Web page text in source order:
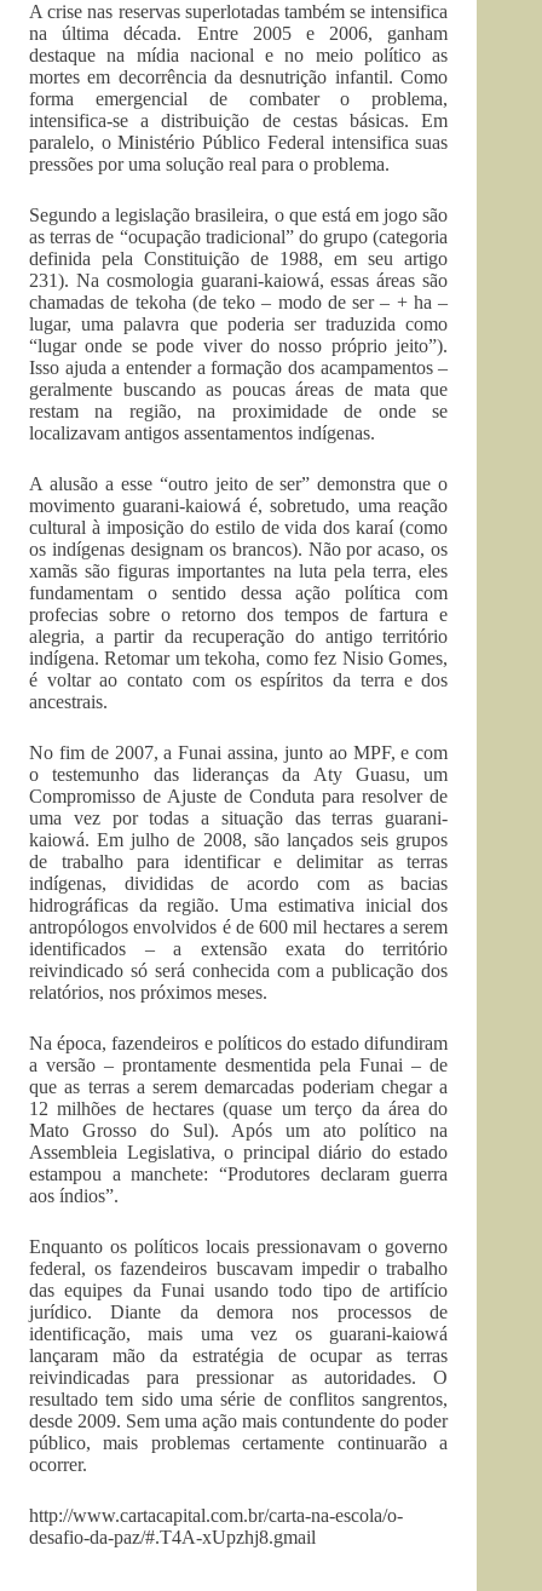
A crise nas reservas superlotadas também se intensifica
na última década. Entre 2005 e 2006, ganham
destaque na mídia nacional e no meio político as
mortes em decorrência da desnutrição infantil. Como
forma emergencial de combater o problema,
intensifica-se a distribuição de cestas básicas. Em
paralelo, o Ministério Público Federal intensifica suas
pressões por uma solução real para o problema.
Segundo a legislação brasileira, o que está em jogo são
as terras de “ocupação tradicional” do grupo (categoria
definida pela Constituição de 1988, em seu artigo
231). Na cosmologia guarani-kaiowá, essas áreas são
chamadas de tekoha (de teko – modo de ser – + ha –
lugar, uma palavra que poderia ser traduzida como
“lugar onde se pode viver do nosso próprio jeito”).
Isso ajuda a entender a formação dos acampamentos –
geralmente buscando as poucas áreas de mata que
restam na região, na proximidade de onde se
localizavam antigos assentamentos indígenas.
A alusão a esse “outro jeito de ser” demonstra que o
movimento guarani-kaiowá é, sobretudo, uma reação
cultural à imposição do estilo de vida dos karaí (como
os indígenas designam os brancos). Não por acaso, os
xamãs são figuras importantes na luta pela terra, eles
fundamentam o sentido dessa ação política com
profecias sobre o retorno dos tempos de fartura e
alegria, a partir da recuperação do antigo território
indígena. Retomar um tekoha, como fez Nisio Gomes,
é voltar ao contato com os espíritos da terra e dos
ancestrais.
No fim de 2007, a Funai assina, junto ao MPF, e com
o testemunho das lideranças da Aty Guasu, um
Compromisso de Ajuste de Conduta para resolver de
uma vez por todas a situação das terras guarani-
kaiowá. Em julho de 2008, são lançados seis grupos
de trabalho para identificar e delimitar as terras
indígenas, divididas de acordo com as bacias
hidrográficas da região. Uma estimativa inicial dos
antropólogos envolvidos é de 600 mil hectares a serem
identificados – a extensão exata do território
reivindicado só será conhecida com a publicação dos
relatórios, nos próximos meses.
Na época, fazendeiros e políticos do estado difundiram
a versão – prontamente desmentida pela Funai – de
que as terras a serem demarcadas poderiam chegar a
12 milhões de hectares (quase um terço da área do
Mato Grosso do Sul). Após um ato político na
Assembleia Legislativa, o principal diário do estado
estampou a manchete: “Produtores declaram guerra
aos índios”.
Enquanto os políticos locais pressionavam o governo
federal, os fazendeiros buscavam impedir o trabalho
das equipes da Funai usando todo tipo de artifício
jurídico. Diante da demora nos processos de
identificação, mais uma vez os guarani-kaiowá
lançaram mão da estratégia de ocupar as terras
reivindicadas para pressionar as autoridades. O
resultado tem sido uma série de conflitos sangrentos,
desde 2009. Sem uma ação mais contundente do poder
público, mais problemas certamente continuarão a
ocorrer.
http://www.cartacapital.com.br/carta-na-escola/o-
desafio-da-paz/#.T4A-xUpzhj8.gmail